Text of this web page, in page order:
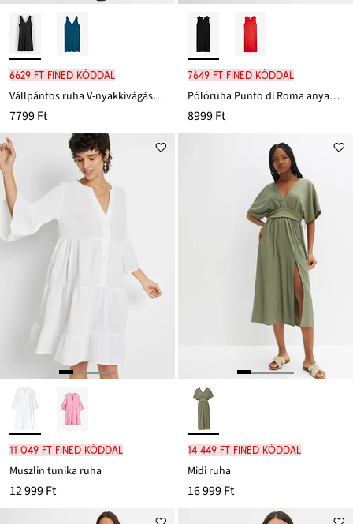
6629 Ft FINED kóddal
Vállpántos ruha V-nyakkivágással
7799 Ft
7649 Ft FINED kóddal
Pólóruha Punto di Roma anyagból
8999 Ft
11 049 Ft FINED kóddal
Muszlin tunika ruha
12 999 Ft
14 449 Ft FINED kóddal
Midi ruha
16 999 Ft